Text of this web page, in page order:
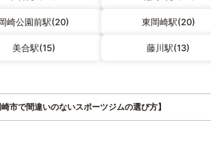
崎公園前駅(20) 東岡崎駅(20)
美合駅(15) 藤川駅(13)
崎市で間違いのないスポーツジムの選び方】